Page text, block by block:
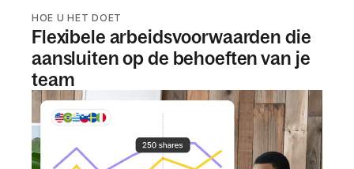
HOE U HET DOET
Flexibele arbeidsvoorwaarden die
aansluiten op de behoeften van je
team